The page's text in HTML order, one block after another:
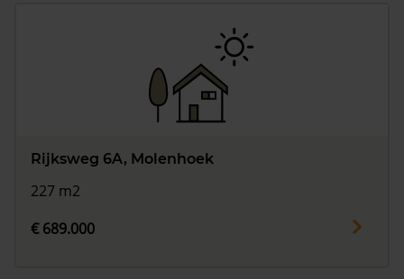
Rijksweg 6A, Molenhoek
227 m2
€ 689.000